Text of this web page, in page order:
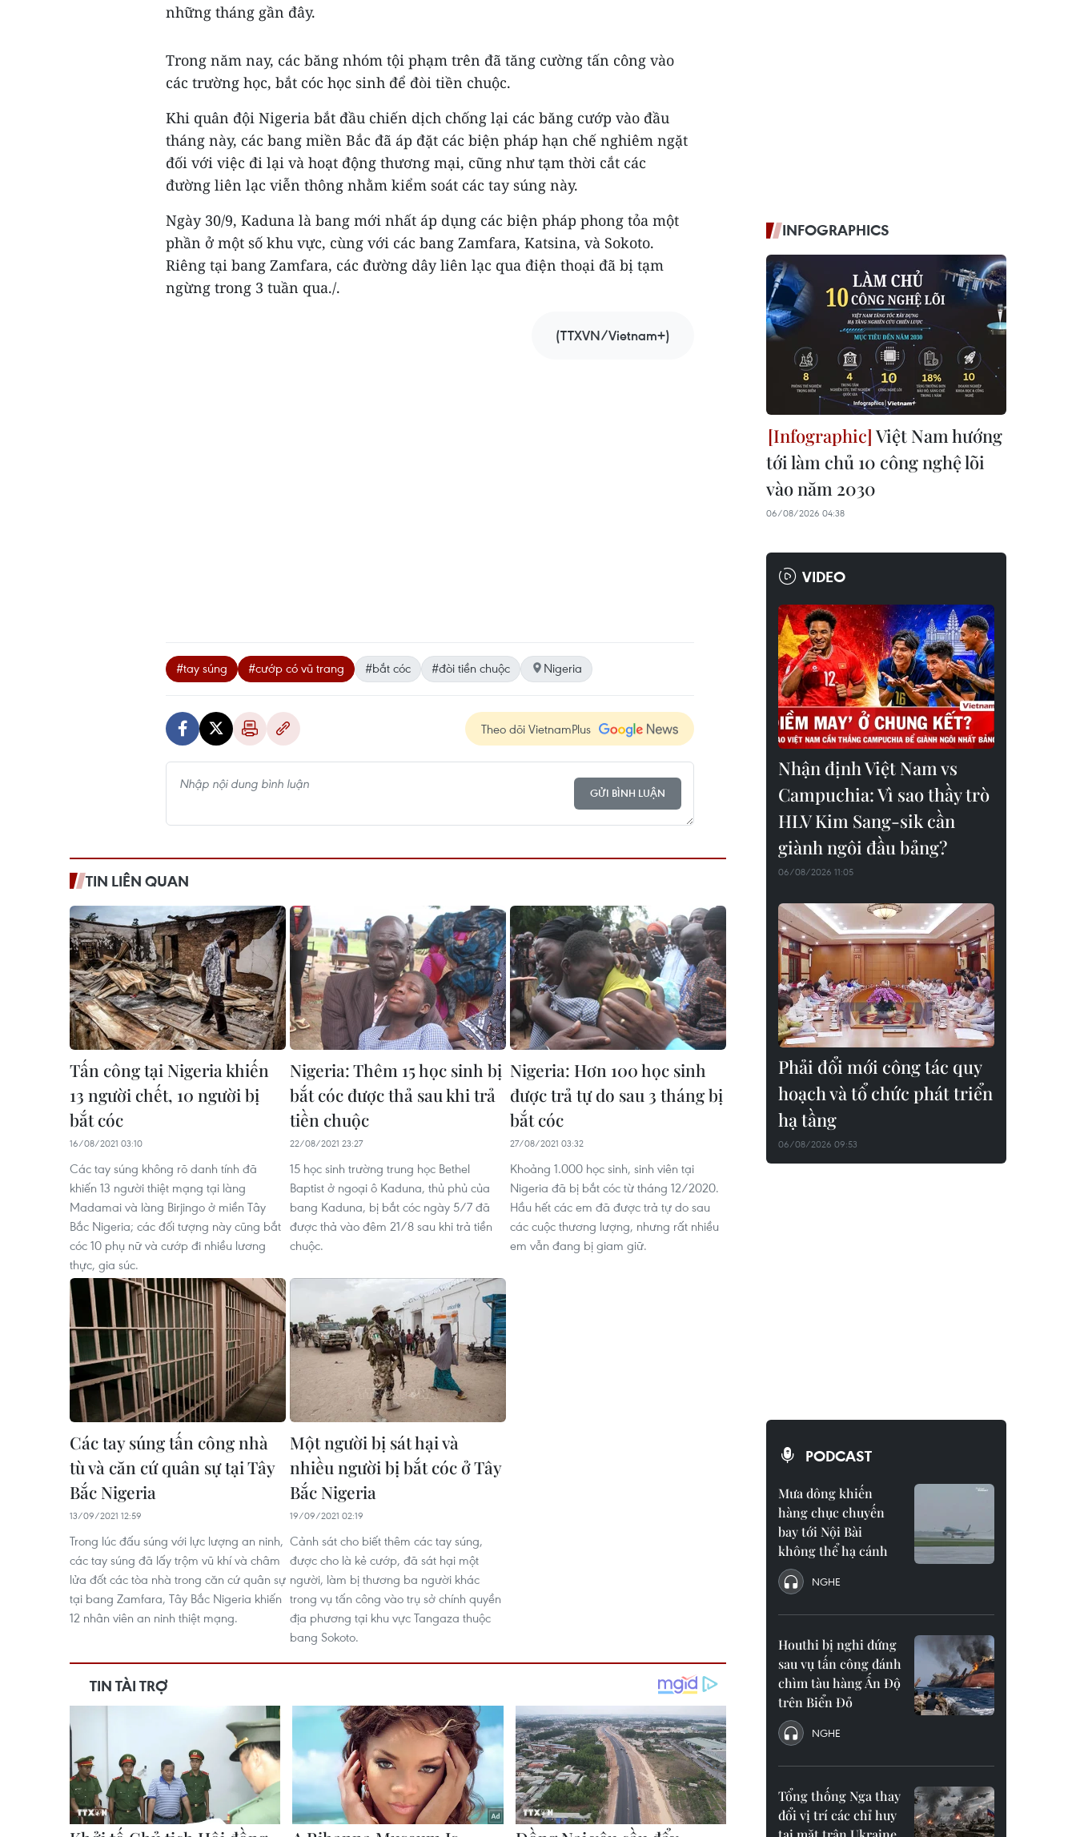
những tháng gần đây.
Trong năm nay, các băng nhóm tội phạm trên đã tăng cường tấn công vào
các trường học, bắt cóc học sinh để đòi tiền chuộc.
Khi quân đội Nigeria bắt đầu chiến dịch chống lại các băng cướp vào đầu
tháng này, các bang miền Bắc đã áp đặt các biện pháp hạn chế nghiêm ngặt
đối với việc đi lại và hoạt động thương mại, cũng như tạm thời cắt các
đường liên lạc viễn thông nhằm kiểm soát các tay súng này.
Ngày 30/9, Kaduna là bang mới nhất áp dụng các biện pháp phong tỏa một
phần ở một số khu vực, cùng với các bang Zamfara, Katsina, và Sokoto.
Riêng tại bang Zamfara, các đường dây liên lạc qua điện thoại đã bị tạm
ngừng trong 3 tuần qua./.
(TTXVN/Vietnam+)
#tay súng #cướp có vũ trang #bắt cóc #đòi tiền chuộc Nigeria
Theo dõi VietnamPlus
GỬI BÌNH LUẬN
TIN LIÊN QUAN
Tấn công tại Nigeria khiến
13 người chết, 10 người bị
bắt cóc
16/08/2021 03:10
Các tay súng không rõ danh tính đã
khiến 13 người thiệt mạng tại làng
Madamai và làng Birjingo ở miền Tây
Bắc Nigeria; các đối tượng này cũng bắt
cóc 10 phụ nữ và cướp đi nhiều lương
thực, gia súc.
Nigeria: Thêm 15 học sinh bị
bắt cóc được thả sau khi trả
tiền chuộc
22/08/2021 23:27
15 học sinh trường trung học Bethel
Baptist ở ngoại ô Kaduna, thủ phủ của
bang Kaduna, bị bắt cóc ngày 5/7 đã
được thả vào đêm 21/8 sau khi trả tiền
chuộc.
Nigeria: Hơn 100 học sinh
được trả tự do sau 3 tháng bị
bắt cóc
27/08/2021 03:32
Khoảng 1.000 học sinh, sinh viên tại
Nigeria đã bị bắt cóc từ tháng 12/2020.
Hầu hết các em đã được trả tự do sau
các cuộc thương lượng, nhưng rất nhiều
em vẫn đang bị giam giữ.
Các tay súng tấn công nhà
tù và căn cứ quân sự tại Tây
Bắc Nigeria
13/09/2021 12:59
Trong lúc đấu súng với lực lượng an ninh,
các tay súng đã lấy trộm vũ khí và châm
lửa đốt các tòa nhà trong căn cứ quân sự
tại bang Zamfara, Tây Bắc Nigeria khiến
12 nhân viên an ninh thiệt mạng.
Một người bị sát hại và
nhiều người bị bắt cóc ở Tây
Bắc Nigeria
19/09/2021 02:19
Cảnh sát cho biết thêm các tay súng,
được cho là kẻ cướp, đã sát hại một
người, làm bị thương ba người khác
trong vụ tấn công vào trụ sở chính quyền
địa phương tại khu vực Tangaza thuộc
bang Sokoto.
INFOGRAPHICS
Việt Nam hướng
tới làm chủ 10 công nghệ lõi
vào năm 2030
06/08/2026 04:38
VIDEO
Nhận định Việt Nam vs
Campuchia: Vì sao thầy trò
HLV Kim Sang-sik cần
giành ngôi đầu bảng?
06/08/2026 11:05
Phải đổi mới công tác quy
hoạch và tổ chức phát triển
hạ tầng
06/08/2026 09:53
PODCAST
Mưa dông khiến
hàng chục chuyến
bay tới Nội Bài
không thể hạ cánh
NGHE
Houthi bị nghi đứng
sau vụ tấn công đánh
chìm tàu hàng Ấn Độ
trên Biển Đỏ
NGHE
Tổng thống Nga thay
đổi vị trí các chỉ huy